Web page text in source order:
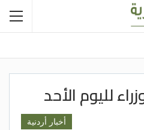
لليوم الأحد
أخبار أردنية